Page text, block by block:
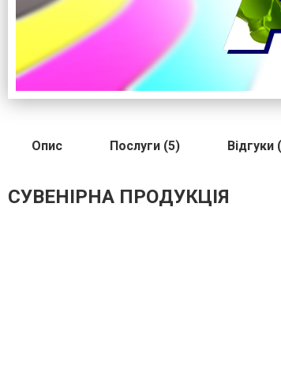
Опис Послуги (5) Відгуки
СУВЕНІРНА ПРОДУКЦІЯ